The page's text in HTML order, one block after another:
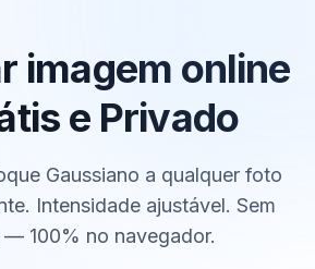
imagem online
e Privado
Gaussiano a qualquer foto
Intensidade ajustável. Sem
— 100% no navegador.